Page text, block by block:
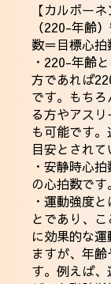
【カルボーネ
（220-年齢
数＝目標心拍
・220-年齢
方であれば
です。もち
る方やアス
も可能です
目安とされて
・安静時心
の心拍数です。
・運動強度
とであり、
に効果的な
ますが、年
す。例えば